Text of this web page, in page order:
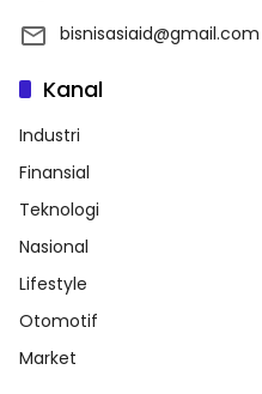
bisnisasiaid@gmail.com
Kanal
Industri
Finansial
Teknologi
Nasional
Lifestyle
Otomotif
Market